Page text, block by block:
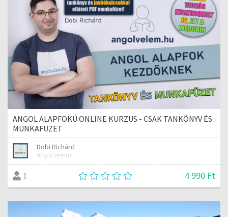
ANGOL ALAPFOKÚ ONLINE KURZUS - CSAK TANKÖNYV ÉS
MUNKAFÜZET
Dobi Richárd
Angol Velem
1 4 990 Ft